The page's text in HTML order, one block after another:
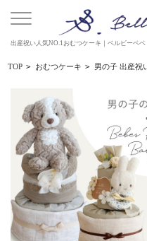
出産祝い人気NO.1おむつケーキ｜ベルビーベベ
TOP > おむつケーキ > 男の子 出産祝